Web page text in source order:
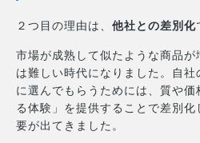
２つ目の理由は、 他社との差別化
市場が成熟して似たような商品
は難しい時代になりました。自
に選んでもらうためには、質や
る体験」を提供することで差別
要が出てきました。